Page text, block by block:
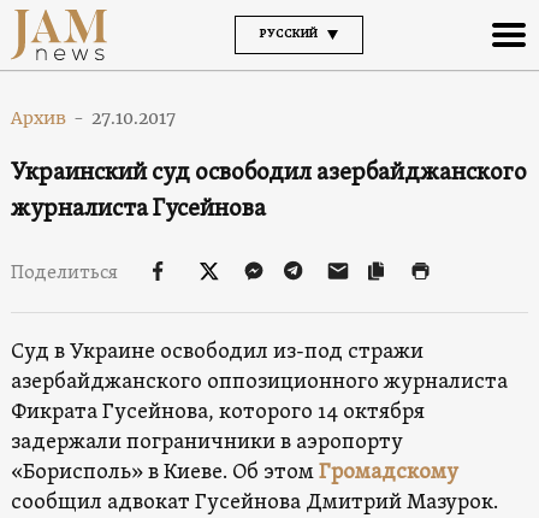
РУССКИЙ
Архив - 27.10.2017
Украинский суд освободил азербайджанского
журналиста Гусейнова
Поделиться
Суд в Украине освободил из-под стражи
азербайджанского оппозиционного журналиста
Фикрата Гусейнова, которого 14 октября
задержали пограничники в аэропорту
«Борисполь» в Киеве. Об этомГромадскому
сообщил адвокат Гусейнова Дмитрий Мазурок.